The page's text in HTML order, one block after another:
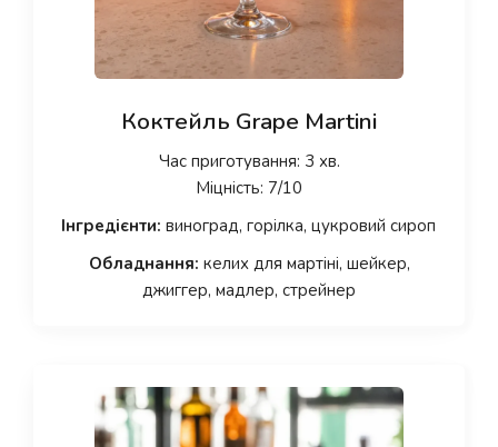
Коктейль Grape Martini
Час приготування: 3 хв.
Міцність: 7/10
Інгредієнти: виноград, горілка, цукровий сироп
Обладнання: келих для мартіні, шейкер,
джиггер, мадлер, стрейнер